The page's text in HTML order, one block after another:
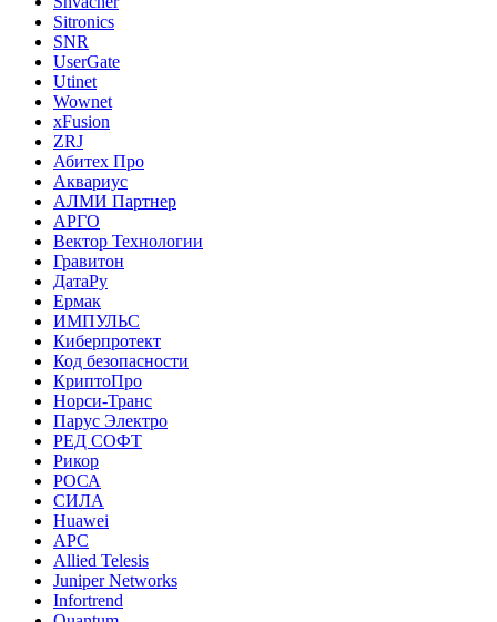
Sitronics
SNR
UserGate
Utinet
Wownet
xFusion
ZRJ
Абитех Про
Аквариус
АЛМИ Партнер
АРГО
Вектор Технологии
Гравитон
ДатаРу
Ермак
ИМПУЛЬС
Киберпротект
Код безопасности
КриптоПро
Норси-Транс
Парус Электро
РЕД СОФТ
Рикор
РОСА
СИЛА
Huawei
APC
Allied Telesis
Juniper Networks
Infortrend